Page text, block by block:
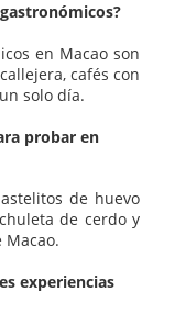
en Macao son
cafés con
solo día.
probar en
de huevo
de cerdo y
experiencias